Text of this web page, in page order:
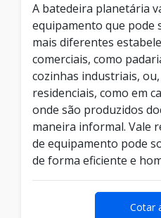
A batedeira planetária
equipamento que pode
mais diferentes
comerciais, como
cozinhas industriais,
residenciais, como em
onde são produzidos
maneira informal. Vale
de equipamento pode
de forma eficiente e
Cotar